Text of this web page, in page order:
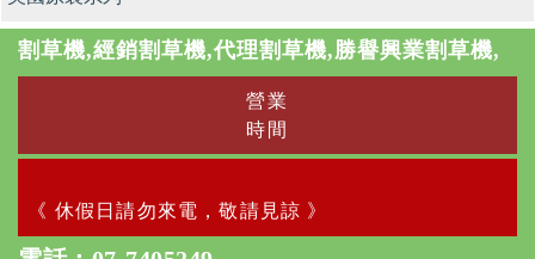
割草機,經銷割草機,代理割草機,勝譽興業割草機,
營業
時間
《 休假日請勿來電，敬請見諒 》